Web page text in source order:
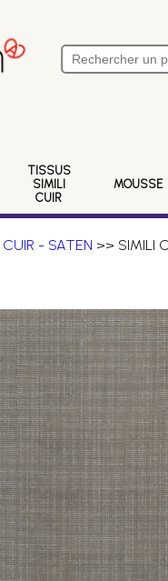
TISSUS
SIMILI
CUIR
MOUSSE
CUIR - SATEN >> SIMILI